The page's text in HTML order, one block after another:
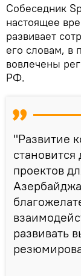
Собеседник
настоящее
развивает
его словам, в
вовлечены
РФ.
"Развитие
проектов
развивать